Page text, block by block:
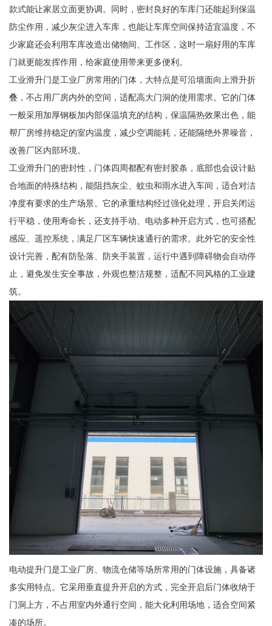
款式能让家居立面更协调。同时，密封良好的车库门还能起到保温
防尘作用，减少灰尘进入车库，也能让车库空间保持适宜温度，不
少家庭还会利用车库改造出储物间、工作区，这时一扇好用的车库
门就更能发挥作用，给家庭使用带来更多便利。
工业滑升门是工业厂房常用的门体，大特点是可沿墙面向上滑升折
叠，不占用厂房内外的空间，适配高大门洞的使用需求。它的门体
一般采用加厚钢板加内部保温填充的结构，保温隔热效果出色，能
帮厂房维持稳定的室内温度，减少空调能耗，还能隔绝外界噪音，
改善厂区内部环境。
工业滑升门的密封性，门体四周都配有密封胶条，底部也会设计贴
合地面的特殊结构，能阻挡灰尘、蚊虫和雨水进入车间，适合对洁
净度有要求的生产场景。它的承重结构经过强化处理，开启关闭运
行平稳，使用寿命长，还支持手动、电动多种开启方式，也可搭配
感应、遥控系统，满足厂区车辆快速通行的需求。此外它的安全性
设计完善，配有防坠落、防夹手装置，运行中遇到障碍物会自动停
止，避免发生安全事故，外观也整洁规整，适配不同风格的工业建
筑。
电动提升门是工业厂房、物流仓储等场所常用的门体设施，具备诸
多实用特点。它采用垂直提升开启的方式，完全开启后门体收纳于
门洞上方，不占用室内外通行空间，能大化利用场地，适合空间紧
凑的场所。